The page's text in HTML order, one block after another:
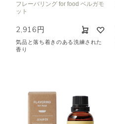
フレーバリング for food ベルガモ
ット
2,916円
気品と落ち着きのある洗練された
香り